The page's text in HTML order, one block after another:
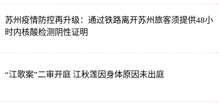
苏州疫情防控再升级：通过铁路离开苏州旅客须提供48小
时内核酸检测阴性证明
“江歌案”二审开庭 江秋莲因身体原因未出庭